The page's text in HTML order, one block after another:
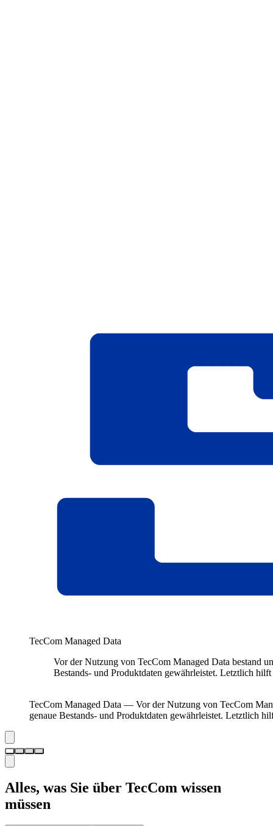
TecCom Managed Data
Vor der Nutzung von TecCom Managed Data bestand
Bestands- und Produktdaten gewährleistet. Letztlich
TecCom Managed Data — Vor der Nutzung von TecCom
genaue Bestands- und Produktdaten gewährleistet. Letztlich
Alles, was Sie über TecCom wissen
müssen